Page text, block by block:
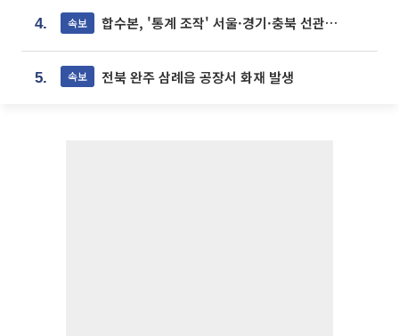
4. 속보 합수본, '통계 조작' 서울·경기·충북 선관위 등 추가 압수수색
5. 속보 전북 완주 삼례읍 공장서 화재 발생